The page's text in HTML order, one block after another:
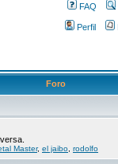
FAQ
Perfil
Foro
Master, el jaibo rodolfo